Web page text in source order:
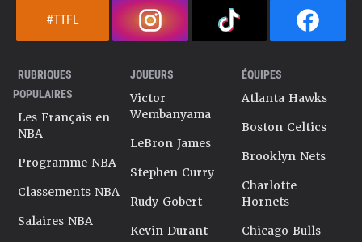
#TTFL
RUBRIQUES
POPULAIRES
Les Français en
NBA
Programme NBA
Classements NBA
Salaires NBA
JOUEURS
Victor
Wembanyama
LeBron James
Stephen Curry
Rudy Gobert
Kevin Durant
ÉQUIPES
Atlanta Hawks
Boston Celtics
Brooklyn Nets
Charlotte
Hornets
Chicago Bulls